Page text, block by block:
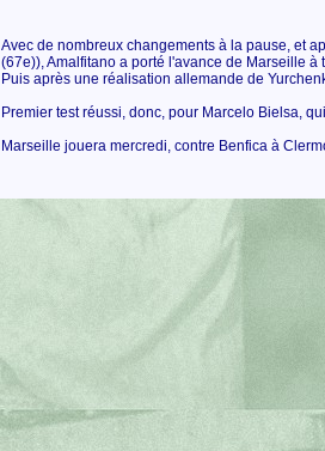
Avec de nombreux changements à la pause, et
(67e)), Amalfitano a porté l'avance de Marseille à
Puis après une réalisation allemande de
Premier test réussi, donc, pour Marcelo Bielsa,
Marseille jouera mercredi, contre Benfica à